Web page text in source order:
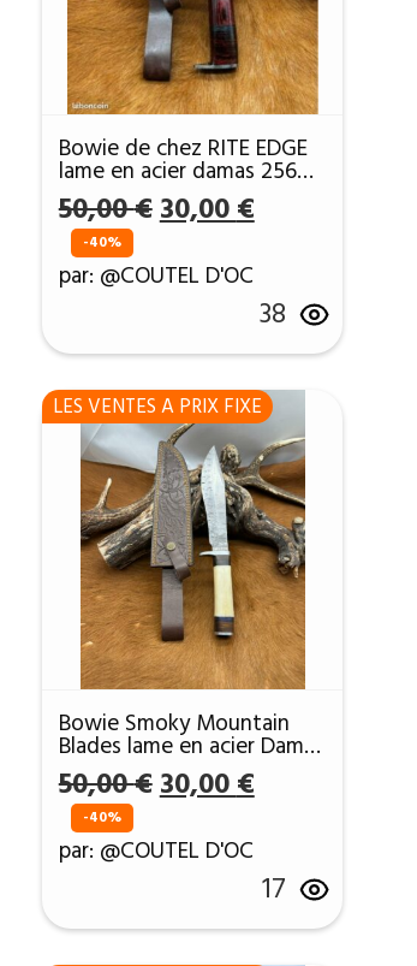
Bowie de chez RITE EDGE
lame en acier damas 256
couches manche en bois
ref B108
50,00€ Le
initial
était :
30,00€Le
est :
30,00 €.
-40%
par: @COUTEL D'OC
38
LES VENTES A PRIX FIXE
Bowie Smoky Mountain
Blades lame en acier Damas
256 couches manche en OS
ref SMB400
50,00€ Le
initial
était :
30,00€Le
est :
30,00 €.
-40%
par: @COUTEL D'OC
17